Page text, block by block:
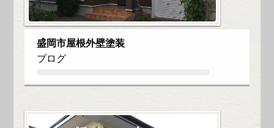
盛岡市屋根外壁塗装
ブログ